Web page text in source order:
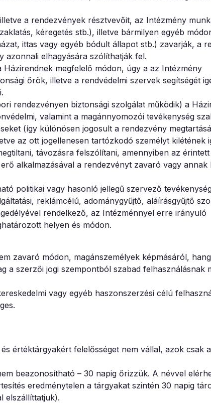
a rendezvények résztvevőit, az Intézmény
kéregetés stb.), illetve bármilyen egyéb
ittas vagy egyéb bódult állapot stb.) zavarják, a
azonnali elhagyására szólíthatják fel.
megfelelő módon, úgy a az Intézmény
őrök, illetve a rendvédelmi szervek segítségét
rendezvényen biztonsági szolgálat működik) a
valamint a magánnyomozói tevékenység
(így különösen jogosult a rendezvény
az ott jogellenesen tartózkodó személyt kilétének
távozásra felszólítani, amennyiben az
alkalmazásával a rendezvényt zavaró vagy annak
politikai vagy hasonló jellegű szervező
reklámcélú, adománygyűjtő, aláírásgyűjtő
rendelkező, az Intézménnyel erre irányuló
helyen és módon.
zavaró módon, magánszemélyek képmásáról,
a szerzői jogi szempontból szabad felhasználásnak
vagy egyéb haszonszerzési célú
értéktárgyakért felelősséget nem vállal, azok csak a
beazonosítható – 30 napig őrizzük. A névvel
eredménytelen a tárgyakat szintén 30 napig
elszállíttatjuk).